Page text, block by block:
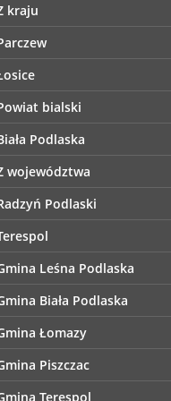
kraju
bialski
Podlaska
województwa
Podlaski
Leśna Podlaska
Biała Podlaska
Łomazy
Piszczac
Terespol